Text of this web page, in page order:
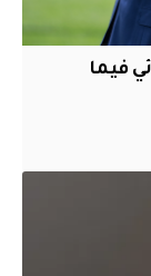
فيما